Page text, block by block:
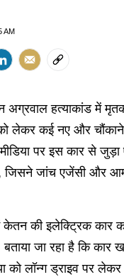
AM
अग्रवाल हत्याकांड में
लेकर कई नए और
पर इस कार से जुड़ा
जिसने जांच एजेंसी और आम
में केतन की इलेक्ट्रिक
बताया जा रहा है कि कार
को लॉन्ग ड्राइव पर लेकर